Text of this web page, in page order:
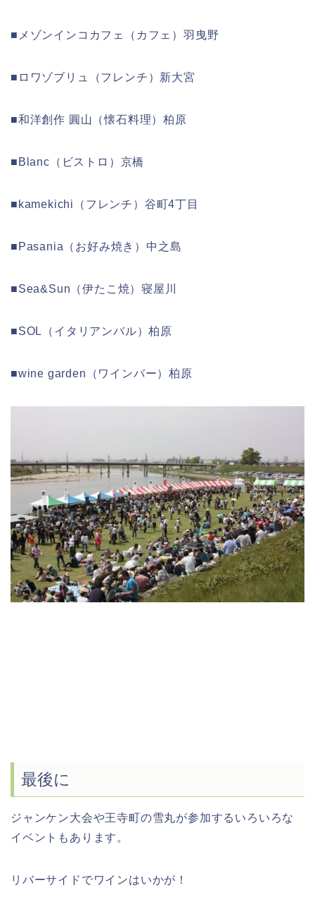
■メゾンインコカフェ（カフェ）羽曳野
■ロワゾブリュ（フレンチ）新大宮
■和洋創作 圓山（懐石料理）柏原
■Blanc（ビストロ）京橋
■kamekichi（フレンチ）谷町4丁目
■Pasania（お好み焼き）中之島
■Sea&Sun（伊たこ焼）寝屋川
■SOL（イタリアンバル）柏原
■wine garden（ワインバー）柏原
最後に
ジャンケン大会や王寺町の雪丸が参加するいろいろな
イベントもあります。
リバーサイドでワインはいかが！